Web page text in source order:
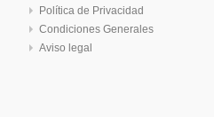
Política de Privacidad
Condiciones Generales
Aviso legal